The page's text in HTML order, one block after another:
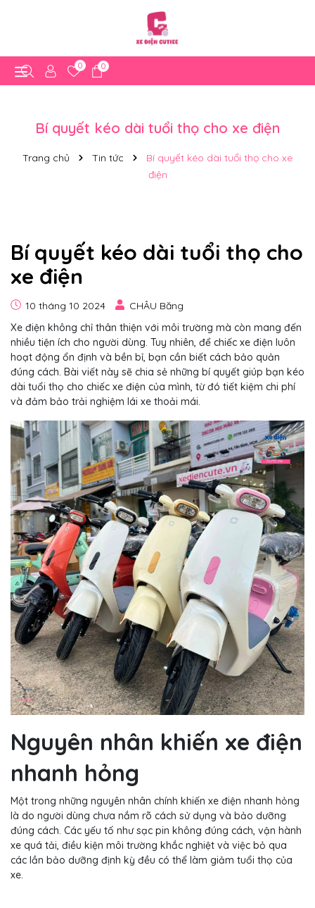
0 0
Bí quyết kéo dài tuổi thọ cho xe điện
Trang chủ Tin tức
Bí quyết kéo dài tuổi thọ cho xe
điện
Bí quyết kéo dài tuổi thọ cho
xe điện
10 tháng 10 2024
CHÂU Băng
Xe điện không chỉ thân thiện với môi trường mà còn mang đến
nhiều tiện ích cho người dùng. Tuy nhiên, để chiếc xe điện luôn
hoạt động ổn định và bền bỉ, bạn cần biết cách bảo quản
đúng cách. Bài viết này sẽ chia sẻ những bí quyết giúp bạn kéo
dài tuổi thọ cho chiếc xe điện của mình, từ đó tiết kiệm chi phí
và đảm bảo trải nghiệm lái xe thoải mái.
Nguyên nhân khiến xe điện
nhanh hỏng
Một trong những nguyên nhân chính khiến xe điện nhanh hỏng
là do người dùng chưa nắm rõ cách sử dụng và bảo dưỡng
đúng cách. Các yếu tố như sạc pin không đúng cách, vận hành
xe quá tải, điều kiện môi trường khắc nghiệt và việc bỏ qua
các lần bảo dưỡng định kỳ đều có thể làm giảm tuổi thọ của
xe.